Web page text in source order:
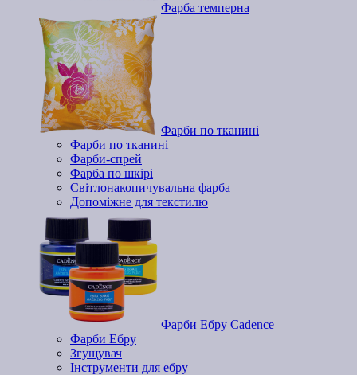
Фарба темперна
Фарби по тканині
Фарби по тканині
Фарби-спрей
Фарба по шкірі
Світлонакопичувальна фарба
Допоміжне для текстилю
Фарби Ебру Cadence
Фарби Ебру
Згущувач
Інструменти для ебру